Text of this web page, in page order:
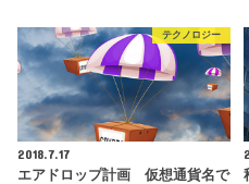
テクノロジー
2018.7.17
エアドロップ計画 仮想通貨名で